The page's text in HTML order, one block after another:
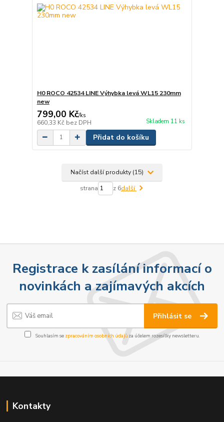
H0 ROCO 42534 LINE Výhybka levá WL15 230mm
new
799,00 Kč/ks
660,33 Kč bez DPH Skladem 11 ks
Přidat do košíku
Načíst další produkty (15)
strana z 6další
Registrace k zasílání informací o
novinkách a zajímavých akcích
Přihlásit se
Souhlasím se zpracováním osobních údajůza účelem rozesílky newsletteru.
Kontakty